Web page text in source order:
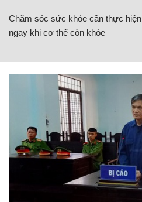
Chăm sóc sức khỏe cần thực hiện
ngay khi cơ thể còn khỏe